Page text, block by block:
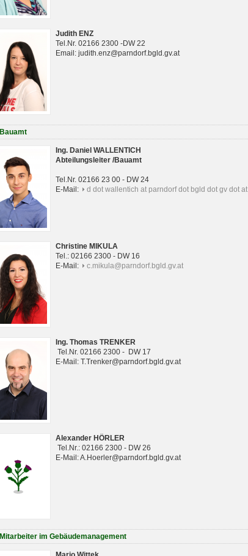
Judith ENZ
Tel.Nr. 02166 2300 -DW 22
Email: judith.enz@parndorf.bgld.gv.at
Bauamt
Ing. Daniel WALLENTICH
Abteilungsleiter /Bauamt
Tel.Nr. 02166 23 00 - DW 24
E-Mail:
d dot wallentich at parndorf dot bgld dot gv dot at
Christine MIKULA
Tel.: 02166 2300 - DW 16
E-Mail:
c.mikula@parndorf.bgld.gv.at
Ing. Thomas TRENKER
Tel.Nr. 02166 2300 - DW 17
E-Mail: T.Trenker@parndorf.bgld.gv.at
Alexander HÖRLER
Tel.Nr.: 02166 2300 - DW 26
E-Mail: A.Hoerler@parndorf.bgld.gv.at
Mitarbeiter im Gebäudemanagement